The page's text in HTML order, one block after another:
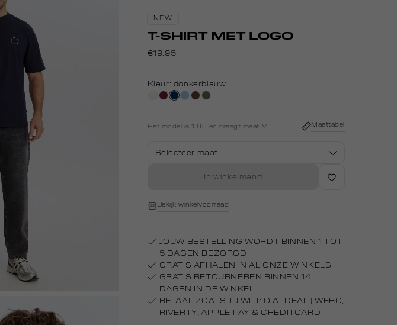
NEW
T-SHIRT MET LOGO
€19.95
Kleur: donkerblauw
wit,bordeaux
donkerblauw
lichtblauw
donkerbruin
groen,
Het model is 1.86 en draagt maat M Maattabel
Selecteer maat
In winkelmand
Bekijk winkelvoorraad
JOUW BESTELLING WORDT BINNEN 1 TOT
5 DAGEN BEZORGD
GRATIS AFHALEN IN AL ONZE WINKELS
GRATIS RETOURNEREN BINNEN 14
DAGEN IN DE WINKEL
BETAAL ZOALS JIJ WILT: O.A. IDEAL | WERO,
RIVERTY, APPLE PAY & CREDITCARD